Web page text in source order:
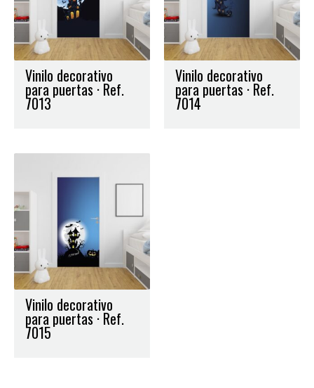
Vinilo decorativo
para puertas · Ref.
7013
Vinilo decorativo
para puertas · Ref.
7014
Vinilo decorativo
para puertas · Ref.
7015